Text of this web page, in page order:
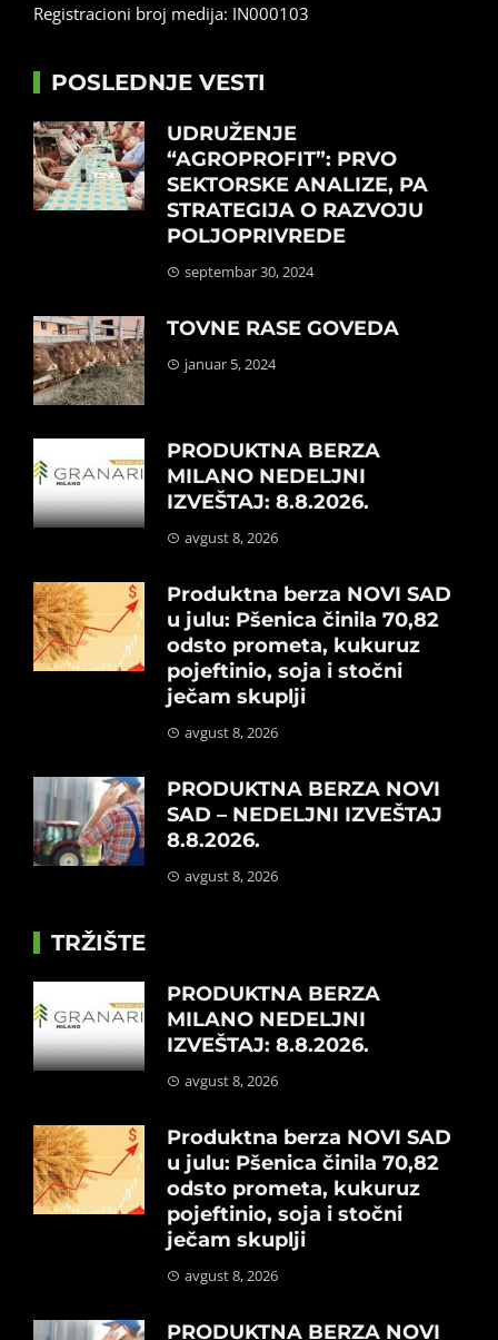
Registracioni broj medija: IN000103
POSLEDNJE VESTI
UDRUŽENJE
“AGROPROFIT”: PRVO
SEKTORSKE ANALIZE, PA
STRATEGIJA O RAZVOJU
POLJOPRIVREDE
septembar 30, 2024
TOVNE RASE GOVEDA
januar 5, 2024
PRODUKTNA BERZA
MILANO NEDELJNI
IZVEŠTAJ: 8.8.2026.
avgust 8, 2026
Produktna berza NOVI SAD
u julu: Pšenica činila 70,82
odsto prometa, kukuruz
pojeftinio, soja i stočni
ječam skuplji
avgust 8, 2026
PRODUKTNA BERZA NOVI
SAD – NEDELJNI IZVEŠTAJ
8.8.2026.
avgust 8, 2026
TRŽIŠTE
PRODUKTNA BERZA
MILANO NEDELJNI
IZVEŠTAJ: 8.8.2026.
avgust 8, 2026
Produktna berza NOVI SAD
u julu: Pšenica činila 70,82
odsto prometa, kukuruz
pojeftinio, soja i stočni
ječam skuplji
avgust 8, 2026
PRODUKTNA BERZA NOVI